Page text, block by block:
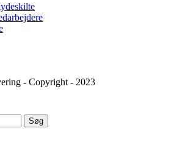
- Copyright - 2023
Søg